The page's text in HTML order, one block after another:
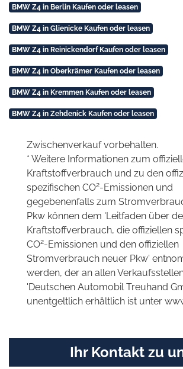
BMW Z4 in Berlin Kaufen oder leasen
BMW Z4 in Glienicke Kaufen oder leasen
BMW Z4 in Reinickendorf Kaufen oder leasen
BMW Z4 in Oberkrämer Kaufen oder leasen
BMW Z4 in Kremmen Kaufen oder leasen
BMW Z4 in Zehdenick Kaufen oder leasen
Zwischenverkauf vorbehalten.
* Weitere Informationen zum
Kraftstoffverbrauch und zu den
spezifischen CO2-Emissionen und
gegebenenfalls zum
Pkw können dem 'Leitfaden über
Kraftstoffverbrauch, die offiziellen
CO2-Emissionen und den offiziellen
Stromverbrauch neuer Pkw'
werden, der an allen
'Deutschen Automobil Treuhand
unentgeltlich erhältlich ist unter
Ihr Kontakt zu